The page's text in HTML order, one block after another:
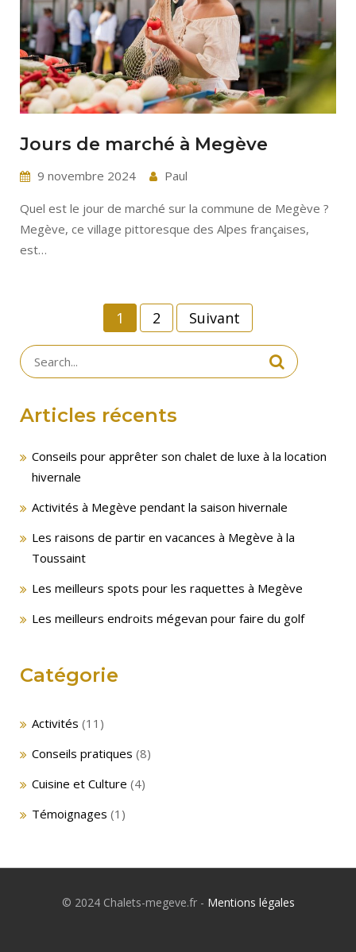
Jours de marché à Megève
9 novembre 2024 Paul
Quel est le jour de marché sur la commune de Megève ?
Megève, ce village pittoresque des Alpes françaises,
est…
Navigation
des
1 2 Suivant
Search
for:
Articles récents
Conseils pour apprêter son chalet de luxe à la location
hivernale
Activités à Megève pendant la saison hivernale
Les raisons de partir en vacances à Megève à la
Toussaint
Les meilleurs spots pour les raquettes à Megève
Les meilleurs endroits mégevan pour faire du golf
Catégorie
Activités (11)
Conseils pratiques (8)
Cuisine et Culture (4)
Témoignages (1)
© 2024 Chalets-megeve.fr - Mentions légales